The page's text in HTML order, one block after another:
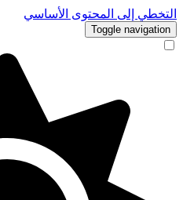
التخطي إلى المحتوى الأساسي
Toggle navigation